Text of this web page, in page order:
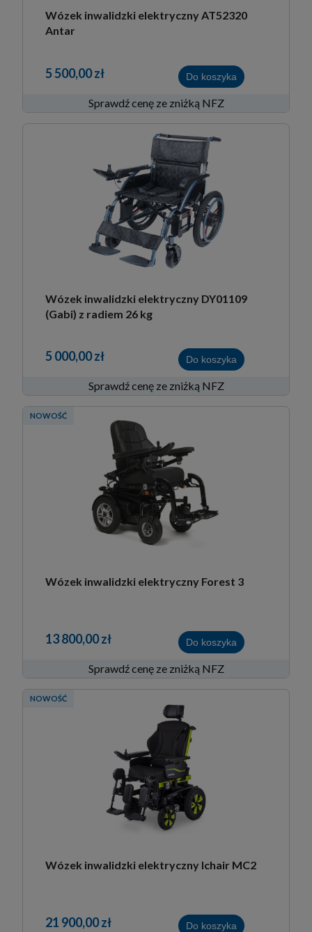
Wózek inwalidzki elektryczny AT52320
Antar
5 500,00 zł Do koszyka
Sprawdź cenę ze zniżką NFZ
Wózek inwalidzki elektryczny DY01109
(Gabi) z radiem 26 kg
5 000,00 zł Do koszyka
Sprawdź cenę ze zniżką NFZ
Wózek inwalidzki elektryczny Forest 3
13 800,00 zł Do koszyka
Sprawdź cenę ze zniżką NFZ
NOWOŚĆ
Wózek inwalidzki elektryczny Ichair MC2
21 900,00 zł Do koszyka
NOWOŚĆ